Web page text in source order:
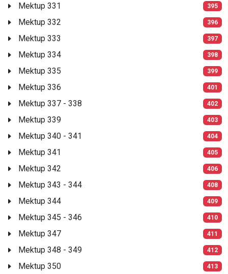
Mektup 331 395
Mektup 332 396
Mektup 333 397
Mektup 334 398
Mektup 335 399
Mektup 336 401
Mektup 337 - 338 402
Mektup 339 403
Mektup 340 - 341 404
Mektup 341 405
Mektup 342 406
Mektup 343 - 344 408
Mektup 344 409
Mektup 345 - 346 410
Mektup 347 411
Mektup 348 - 349 412
Mektup 350 413